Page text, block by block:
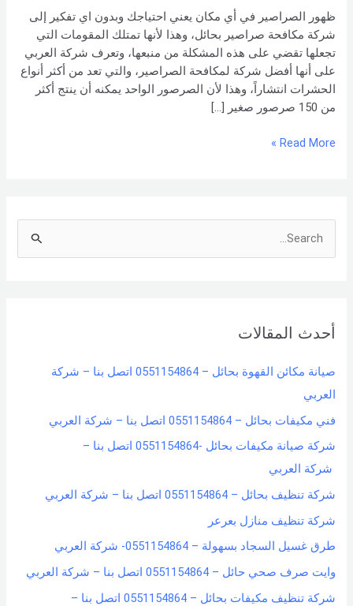
ظهور الصراصير في أي مكان يعني احتياجك وبدون اي تفكير إلى
شركة مكافحة صراصير بحائل، وهذا لأنها تمتلك المقومات التي
تجعلها تقضي على هذه المشكلة من منبعها، وتعرف شركة العربي
على أنها أفضل شركة لمكافحة الصراصير، والتي تعد من أكثر أنواع
الحشرات انتشاراً، وهذا لأن الصرصور الواحد يمكنه أن ينتج أكثر
من 150 صرصور صغير […]
شركة العربي
Read More »
c
f
o
r
:
أحدث المقالات
صيانة مكائن القهوة بحائل – 0551154864 اتصل بنا – شركة
العربي
فني مكيفات بحائل – 0551154864 اتصل بنا – شركة العربي
شركة صيانة مكيفات بحائل -0551154864 اتصل بنا –
شركة العربي
شركة تنظيف بحائل – 0551154864 اتصل بنا – شركة العربي
شركة تنظيف منازل بعرعر
طرق غسيل السجاد بسهولة – 0551154864- شركة العربي
وايت صرف صحي حائل – 0551154864 اتصل بنا – شركة العربي
شركة تنظيف مكيفات بحائل – 0551154864 اتصل بنا –